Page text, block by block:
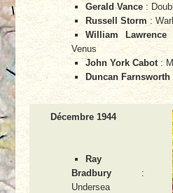
Gerald Vance :
Russell Storm :
William Lawrence
Venus
John York Cabot :
Duncan Farnsworth
Décembre 1944
Ray
Bradbury :
Undersea